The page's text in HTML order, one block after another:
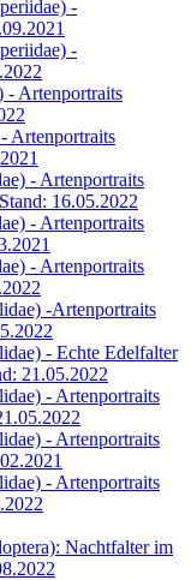
-
-
- Artenportraits
Artenportraits
- Artenportraits
16.05.2022
- Artenportraits
- Artenportraits
-Artenportraits
- Echte Edelfalter
21.05.2022
- Artenportraits
- Artenportraits
- Artenportraits
Nachtfalter im